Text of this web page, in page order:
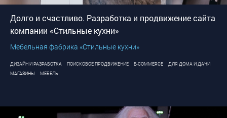
Долго и счастливо. Разработка и продвижение сайта
компании «Стильные кухни»
Мебельная фабрика «Стильные кухни»
ДИЗАЙН И РАЗРАБОТКА ПОИСКОВОЕ ПРОДВИЖЕНИЕ E-COMMERCE
ДЛЯ ДОМА И ДАЧИ
МАГАЗИНЫ
МЕБЕЛЬ